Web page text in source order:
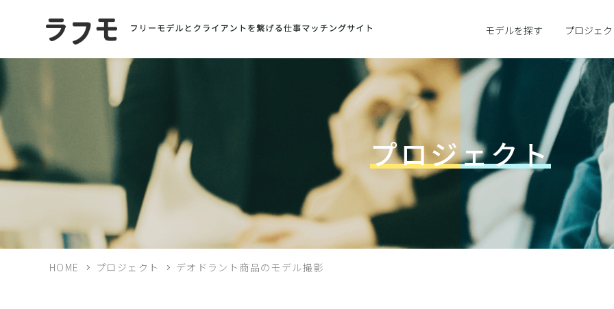
モデルを探す プロジェ
プロジェクト
HOME プロジェクト デオドラント商品のモデル撮影